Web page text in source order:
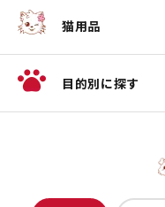
猫用品
目的別に探す